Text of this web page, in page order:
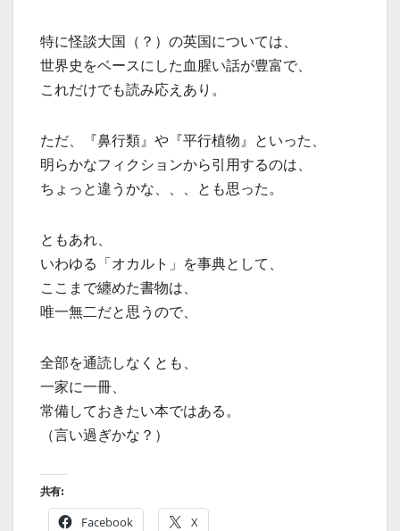
特に怪談大国（？）の英国については、
世界史をベースにした血腥い話が豊富で、
これだけでも読み応えあり。
ただ、『鼻行類』や『平行植物』といった、
明らかなフィクションから引用するのは、
ちょっと違うかな、、、とも思った。
ともあれ、
いわゆる「オカルト」を事典として、
ここまで纏めた書物は、
唯一無二だと思うので、
全部を通読しなくとも、
一家に一冊、
常備しておきたい本ではある。
（言い過ぎかな？）
共有:
Facebook X